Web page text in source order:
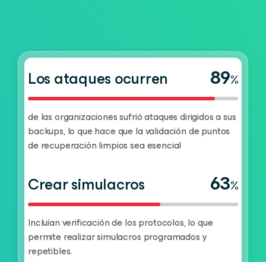
Los ataques ocurren 89%
de las organizaciones sufrió ataques dirigidos a sus
backups, lo que hace que la validación de puntos
de recuperación limpios sea esencial
Crear simulacros 63%
Incluían verificación de los protocolos, lo que
permite realizar simulacros programados y
repetibles.